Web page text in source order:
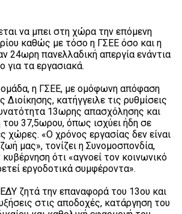
να μπει στη χώρα την επόμενη
καθώς με τόσο η ΓΣΕΕ όσο και η
24ωρη πανελλαδική απεργία ενάντια
για τα εργασιακά.
η ΓΣΕΕ, με ομόφωνη απόφαση
Διοίκησης, κατήγγειλε τις ρυθμίσεις
13ωρης απασχόλησης και
37,5ωρου, όπως ισχύει ήδη σε
χώρες. «Ο χρόνος εργασίας δεν είναι
μας», τονίζει η Συνομοσπονδία,
ότι «αγνοεί τον κοινωνικό
εργοδοτικά συμφέροντα».
ζητά την επαναφορά του 13ου και
στις αποδοχές, κατάργηση του